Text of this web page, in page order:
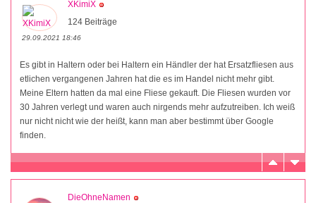
XKimiX
124 Beiträge
29.09.2021 18:46
Es gibt in Haltern oder bei Haltern ein Händler der hat Ersatzfliesen aus
etlichen vergangenen Jahren hat die es im Handel nicht mehr gibt.
Meine Eltern hatten da mal eine Fliese gekauft. Die Fliesen wurden vor
30 Jahren verlegt und waren auch nirgends mehr aufzutreiben. Ich weiß
nur nicht nicht wie der heißt, kann man aber bestimmt über Google
finden.
DieOhneNamen